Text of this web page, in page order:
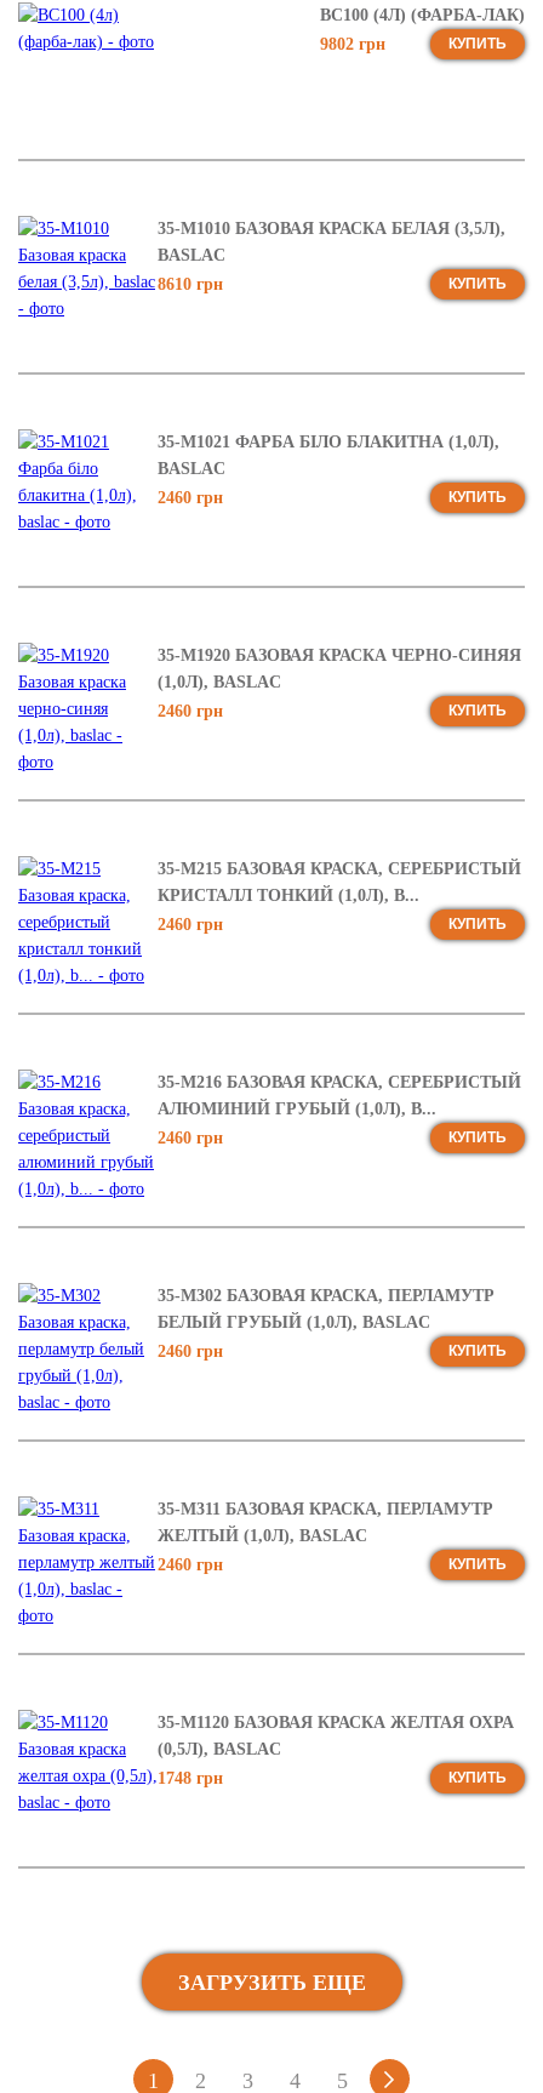
BC100 (4Л) (ФАРБА-ЛАК)
9802 грн
КУПИТЬ
35-М1010 БАЗОВАЯ КРАСКА БЕЛАЯ (3,5Л),
BASLAC
8610 грн
КУПИТЬ
35-М1021 ФАРБА БІЛО БЛАКИТНА (1,0Л),
BASLAC
2460 грн
КУПИТЬ
35-М1920 БАЗОВАЯ КРАСКА ЧЕРНО-СИНЯЯ
(1,0Л), BASLAC
2460 грн
КУПИТЬ
35-М215 БАЗОВАЯ КРАСКА, СЕРЕБРИСТЫЙ
КРИСТАЛЛ ТОНКИЙ (1,0Л), B...
2460 грн
КУПИТЬ
35-М216 БАЗОВАЯ КРАСКА, СЕРЕБРИСТЫЙ
АЛЮМИНИЙ ГРУБЫЙ (1,0Л), B...
2460 грн
КУПИТЬ
35-М302 БАЗОВАЯ КРАСКА, ПЕРЛАМУТР
БЕЛЫЙ ГРУБЫЙ (1,0Л), BASLAC
2460 грн
КУПИТЬ
35-М311 БАЗОВАЯ КРАСКА, ПЕРЛАМУТР
ЖЕЛТЫЙ (1,0Л), BASLAC
2460 грн
КУПИТЬ
35-М1120 БАЗОВАЯ КРАСКА ЖЕЛТАЯ ОХРА
(0,5Л), BASLAC
1748 грн
КУПИТЬ
ЗАГРУЗИТЬ ЕЩЕ
1 2 3 4 5